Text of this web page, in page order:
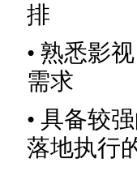
排
• 熟悉影
需求
• 具备较
落地执行